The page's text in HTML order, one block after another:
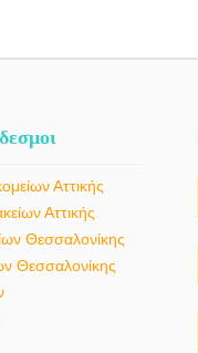
Αττικής
Αττικής
Θεσσαλονίκης
Θεσσαλονίκης